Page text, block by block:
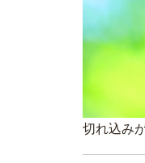
切れ込み